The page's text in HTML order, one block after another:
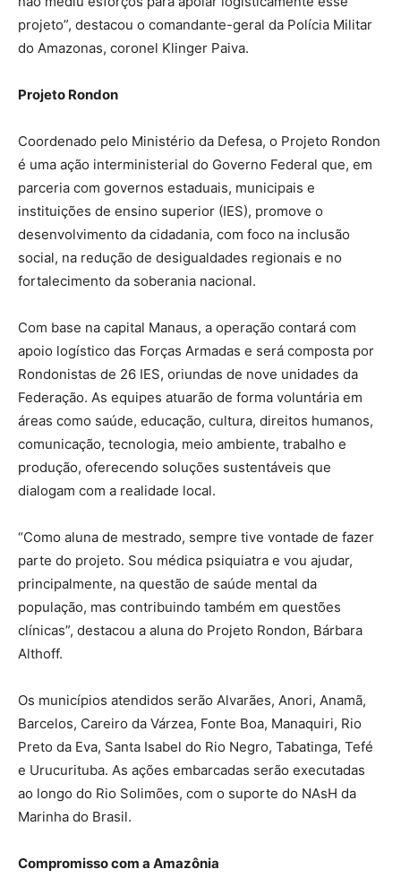
projeto”, destacou o comandante-geral da Polícia Militar
do Amazonas, coronel Klinger Paiva.
Projeto Rondon
Coordenado pelo Ministério da Defesa, o Projeto Rondon
é uma ação interministerial do Governo Federal que, em
parceria com governos estaduais, municipais e
instituições de ensino superior (IES), promove o
desenvolvimento da cidadania, com foco na inclusão
social, na redução de desigualdades regionais e no
fortalecimento da soberania nacional.
Com base na capital Manaus, a operação contará com
apoio logístico das Forças Armadas e será composta por
Rondonistas de 26 IES, oriundas de nove unidades da
Federação. As equipes atuarão de forma voluntária em
áreas como saúde, educação, cultura, direitos humanos,
comunicação, tecnologia, meio ambiente, trabalho e
produção, oferecendo soluções sustentáveis que
dialogam com a realidade local.
“Como aluna de mestrado, sempre tive vontade de fazer
parte do projeto. Sou médica psiquiatra e vou ajudar,
principalmente, na questão de saúde mental da
população, mas contribuindo também em questões
clínicas”, destacou a aluna do Projeto Rondon, Bárbara
Althoff.
Os municípios atendidos serão Alvarães, Anori, Anamã,
Barcelos, Careiro da Várzea, Fonte Boa, Manaquiri, Rio
Preto da Eva, Santa Isabel do Rio Negro, Tabatinga, Tefé
e Urucurituba. As ações embarcadas serão executadas
ao longo do Rio Solimões, com o suporte do NAsH da
Marinha do Brasil.
Compromisso com a Amazônia